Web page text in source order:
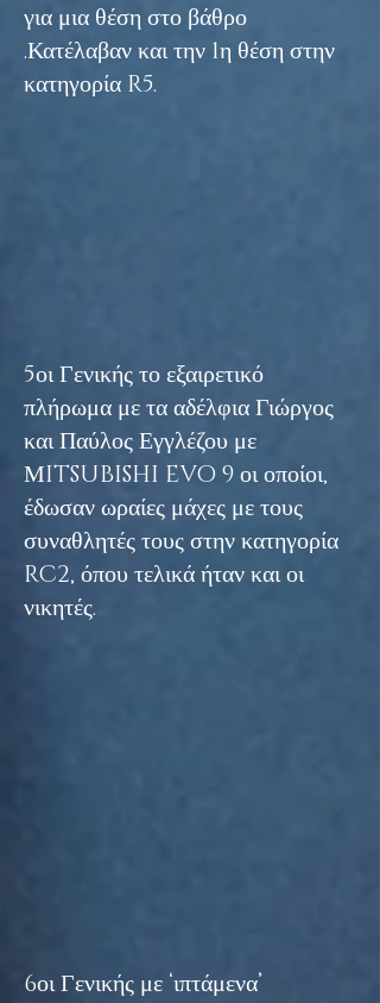
για μια θέση στο βάθρο
.Κατέλαβαν και την 1η θέση στην
κατηγορία R5.
5οι Γενικής το εξαιρετικό
πλήρωμα με τα αδέλφια Γιώργος
και Παύλος Εγγλέζου με
ΜITSUBISHI EVO 9 οι οποίοι,
έδωσαν ωραίες μάχες με τους
συναθλητές τους στην κατηγορία
RC2, όπου τελικά ήταν και οι
νικητές.
6οι Γενικής με ‘ιπτάμενα’